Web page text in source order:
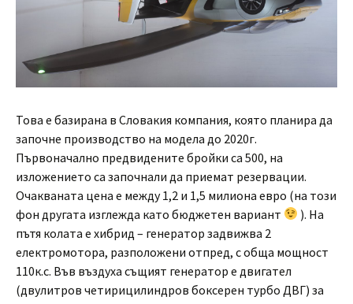
Това е базирана в Словакия компания, която планира да
започне производство на модела до 2020г.
Първоначално предвидените бройки са 500, на
изложението са започнали да приемат резервации.
Очакваната цена е между 1,2 и 1,5 милиона евро (на този
фон другата изглежда като бюджетен вариант
). На
пътя колата е хибрид – генератор задвижва 2
електромотора, разположени отпред, с обща мощност
110к.с. Във въздуха същият генератор e двигател
(двулитров четирицилиндров боксерен турбо ДВГ) за